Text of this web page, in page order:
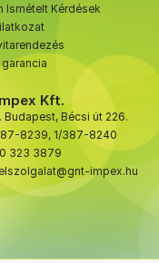
Ismételt Kérdések
Kft.
Budapest, Bécsi út 226.
8239, 1/387-8240
323 3879
impex.hu